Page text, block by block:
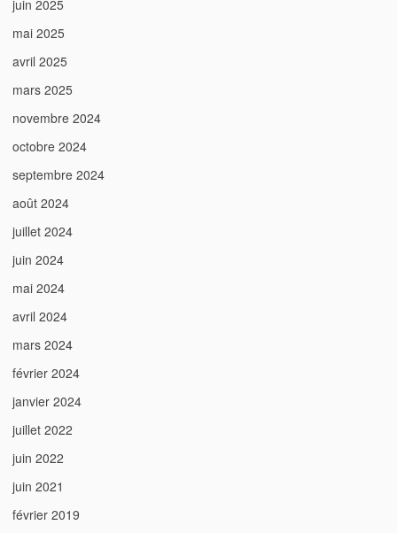
juin 2025
mai 2025
avril 2025
mars 2025
novembre 2024
octobre 2024
septembre 2024
août 2024
juillet 2024
juin 2024
mai 2024
avril 2024
mars 2024
février 2024
janvier 2024
juillet 2022
juin 2022
juin 2021
février 2019